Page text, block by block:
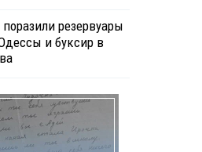
резервуары
и буксир в